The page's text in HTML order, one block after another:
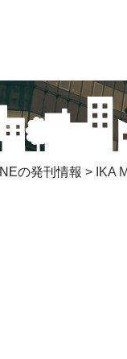
の発刊情報 > IKA